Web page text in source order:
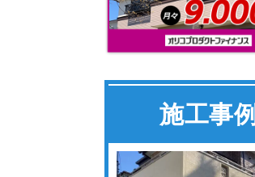
施工事例